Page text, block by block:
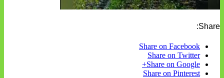
Share:
Share on Facebook
Share on Twitter
Share on Google+
Share on Pinterest